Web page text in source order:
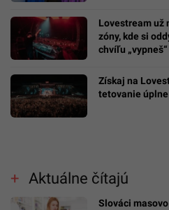
Lovestream už
zóny, kde si
chvíľu „vypneš“
Získaj na
tetovanie
Aktuálne čítajú
Slováci